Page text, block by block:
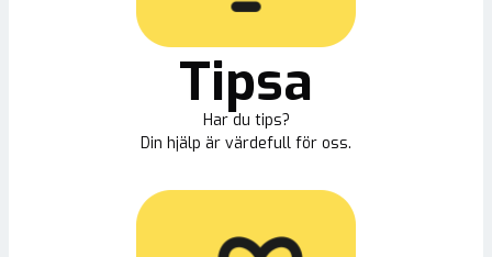
Tipsa
Har du tips?
Din hjälp är värdefull för oss.